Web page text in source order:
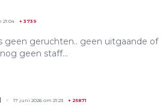
21:04 + 3739
geen geruchten.. geen uitgaande of
geen staff...
17 juni 2026 om 21:23 + 25871